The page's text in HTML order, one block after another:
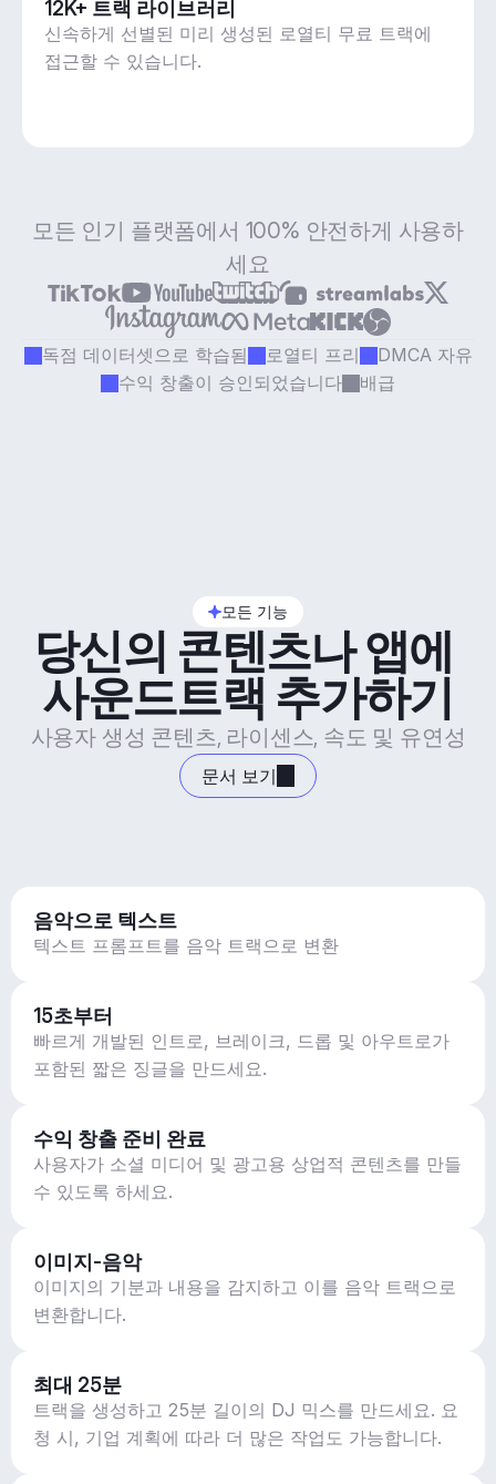
12K+ 트랙 라이브러리
신속하게 선별된 미리 생성된 로열티 무료 트랙에
접근할 수 있습니다.
모든 인기 플랫폼에서 100% 안전하게 사용하
세요
독점 데이터셋으로 학습됨 로열티 프리
DMCA 자유
수익 창출이 승인되었습니다
배급
모든 기능
당신의 콘텐츠나 앱에
사운드트랙 추가하기
사용자 생성 콘텐츠, 라이센스, 속도 및 유연성
문서 보기
음악으로 텍스트
텍스트 프롬프트를 음악 트랙으로 변환
15초부터
빠르게 개발된 인트로, 브레이크, 드롭 및 아우트로가
포함된 짧은 징글을 만드세요.
수익 창출 준비 완료
사용자가 소셜 미디어 및 광고용 상업적 콘텐츠를 만들
수 있도록 하세요.
이미지-음악
이미지의 기분과 내용을 감지하고 이를 음악 트랙으로
변환합니다.
최대 25분
트랙을 생성하고 25분 길이의 DJ 믹스를 만드세요. 요
청 시, 기업 계획에 따라 더 많은 작업도 가능합니다.